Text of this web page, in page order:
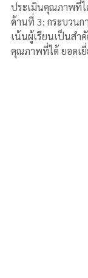
ประเมินคุณภาพที่ไ
ด้านที่ 3: กระบวนก
เน้นผู้เรียนเป็นสำ
คุณภาพที่ได้ ยอดเ